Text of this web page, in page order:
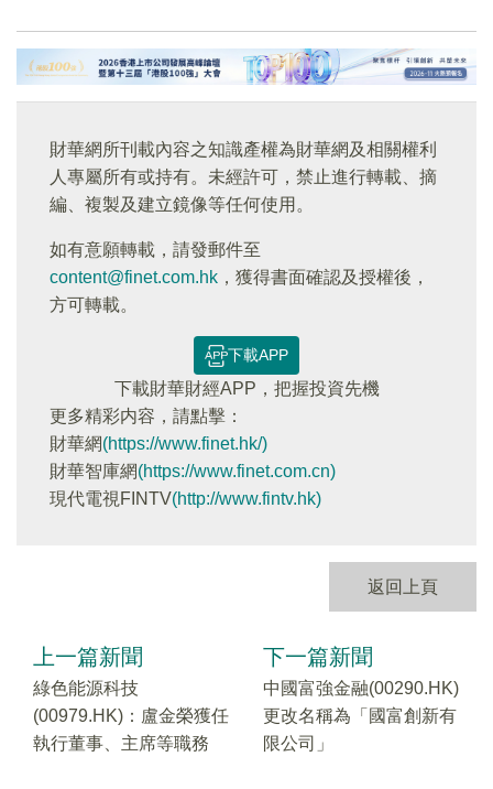
財華網所刊載內容之知識產權為財華網及相關權利
人專屬所有或持有。未經許可，禁止進行轉載、摘
編、複製及建立鏡像等任何使用。
如有意願轉載，請發郵件至
content@finet.com.hk ，獲得書面確認及授權後，
方可轉載。
下載APP
下載財華財經APP，把握投資先機
更多精彩内容，請點擊：
財華網(https://www.finet.hk/)
財華智庫網(https://www.finet.com.cn)
現代電視FINTV(http://www.fintv.hk)
返回上頁
上一篇新聞
綠色能源科技
(00979.HK)：盧金榮獲任
執行董事、主席等職務
下一篇新聞
中國富強金融(00290.HK)
更改名稱為「國富創新有
限公司」